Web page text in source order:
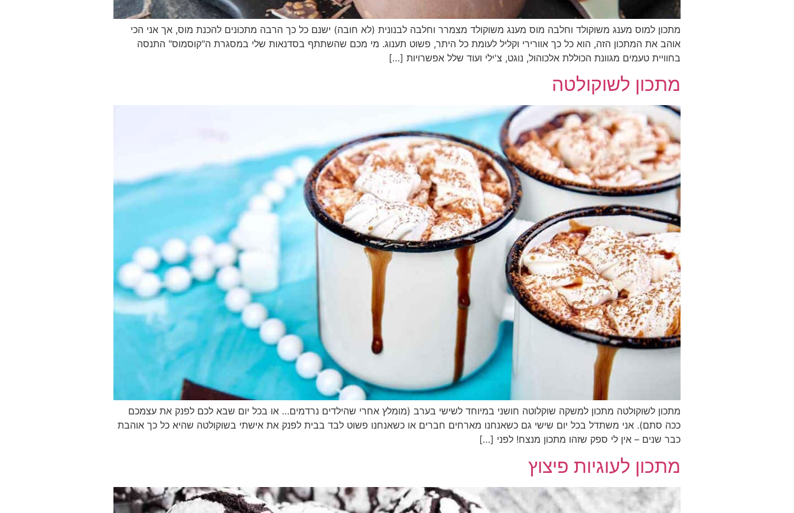
מתכון למוס מענג משוקולד וחלבה מוס מענג משוקולד מצמרר וחלבה לבנונית (לא חובה) ישנם כל כך הרבה מתכונים להכנת מוס, אך אני הכי
אוהב את המתכון הזה, הוא כל כך אוורירי וקליל לעומת כל היתר, פשוט תענוג. מי מכם שהשתתף בסדנאות שלי במסגרת ה"קוסמוס" התנסה
בחוויית טעמים מגוונת הכוללת אלכוהול, נוגט, צ'ילי ועוד שלל אפשרויות […]
מתכון לשוקולטה
מתכון לשוקולטה מתכון למשקה שוקלוטה חושני במיוחד לשישי בערב (מומלץ אחרי שהילדים נרדמים… או בכל יום שבא לכם לפנק את עצמכם
ככה סתם). אני משתדל בכל יום שישי גם כשאנחנו מארחים חברים או כשאנחנו פשוט לבד בבית לפנק את אישתי בשוקולטה שהיא כל כך אוהבת
כבר שנים – אין לי ספק שזהו מתכון מנצח! לפני […]
מתכון לעוגיות פיצוץ